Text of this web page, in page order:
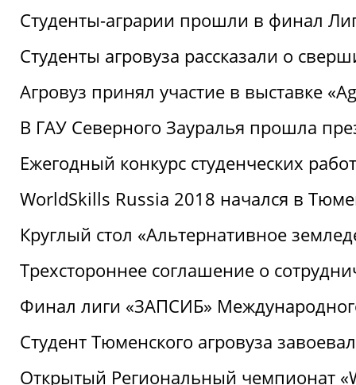
Студенты-аграрии прошли в финал
Студенты агровуза рассказали о
Агровуз принял участие в выставке
В ГАУ Северного Зауралья прошла
Ежегодный конкурс студенческих
WorldSkills Russia 2018 начался в
Круглый стол «Альтернативное
Трехстороннее соглашение о
Финал лиги «ЗАПСИБ»
Студент Тюменского агровуза
Открытый Региональный чемпионат